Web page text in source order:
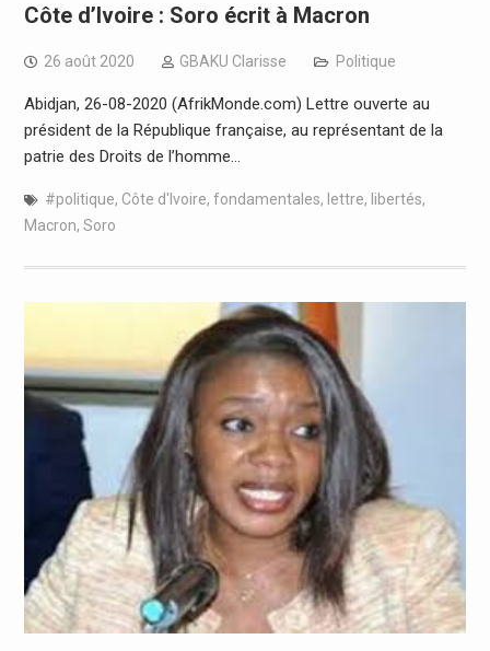
Côte d’Ivoire : Soro écrit à Macron
26 août 2020 GBAKU Clarisse Politique
Abidjan, 26-08-2020 (AfrikMonde.com) Lettre ouverte au
président de la République française, au représentant de la
patrie des Droits de l’homme…
#politique, Côte d'Ivoire, fondamentales, lettre, libertés,
Macron, Soro